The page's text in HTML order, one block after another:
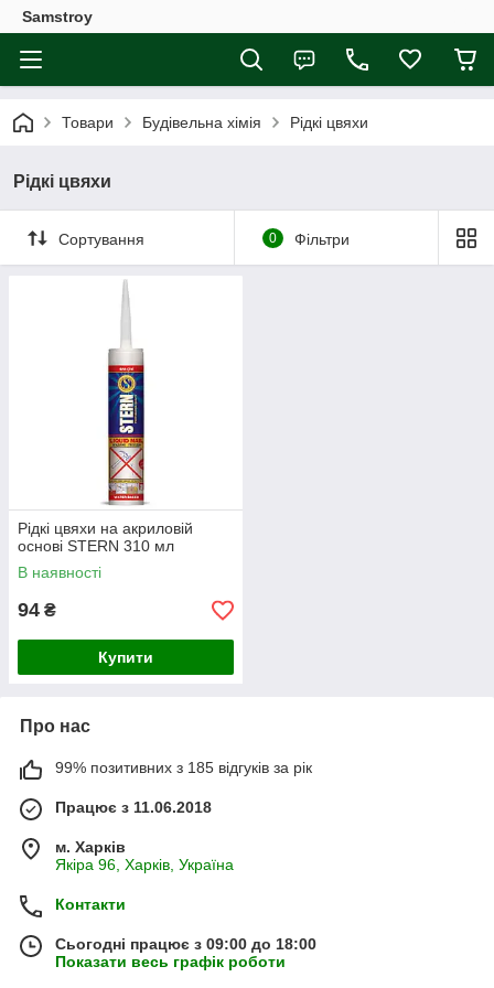
Samstroy
Товари Будівельна хімія Рідкі цвяхи
Рідкі цвяхи
Сортування 0 Фільтри
Рідкі цвяхи на акриловій
основі STERN 310 мл
В наявності
94 ₴
Купити
Про нас
99% позитивних з 185 відгуків за рік
Працює з 11.06.2018
м. Харків
Якіра 96, Харків, Україна
Контакти
Сьогодні працює з 09:00 до 18:00
Показати весь графік роботи